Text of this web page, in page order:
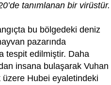
tanımlanan bir virüstür.
bu bölgedeki deniz
pazarında
tespit edilmiştir. Daha
insana bulaşarak Vuhan
üzere Hubei eyaletindeki